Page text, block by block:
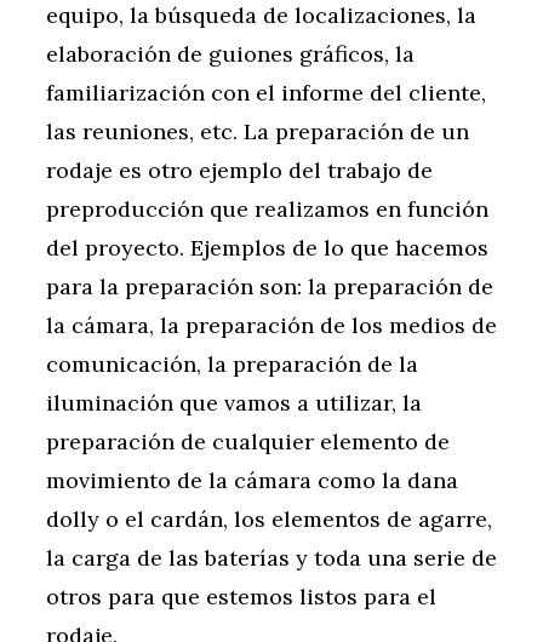
equipo, la búsqueda de localizaciones, la
elaboración de guiones gráficos, la
familiarización con el informe del cliente,
las reuniones, etc. La preparación de un
rodaje es otro ejemplo del trabajo de
preproducción que realizamos en función
del proyecto. Ejemplos de lo que hacemos
para la preparación son: la preparación de
la cámara, la preparación de los medios de
comunicación, la preparación de la
iluminación que vamos a utilizar, la
preparación de cualquier elemento de
movimiento de la cámara como la dana
dolly o el cardán, los elementos de agarre,
la carga de las baterías y toda una serie de
otros para que estemos listos para el
rodaje.